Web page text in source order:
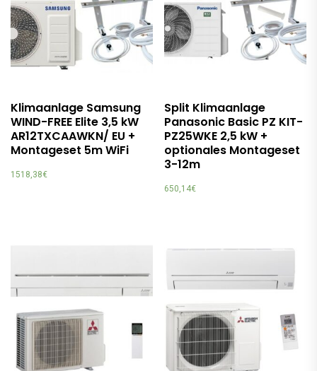
Klimaanlage Samsung
WIND-FREE Elite 3,5 kW
AR12TXCAAWKN/ EU +
Montageset 5m WiFi
1518,38€
Split Klimaanlage
Panasonic Basic PZ KIT-
PZ25WKE 2,5 kW +
optionales Montageset
3-12m
650,14€